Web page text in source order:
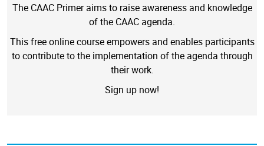
The CAAC Primer aims to raise awareness and knowledge
of the CAAC agenda.
This free online course empowers and enables participants
to contribute to the implementation of the agenda through
their work.
Sign up now!